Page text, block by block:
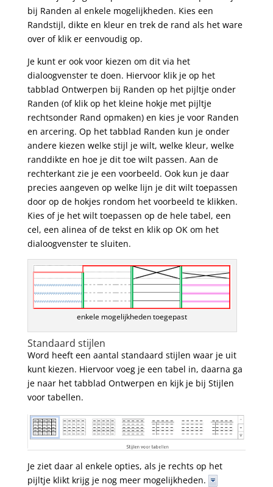
bij Randen al enkele mogelijkheden. Kies een
Randstijl, dikte en kleur en trek de rand als het ware
over of klik er eenvoudig op.
Je kunt er ook voor kiezen om dit via het
dialoogvenster te doen. Hiervoor klik je op het
tabblad Ontwerpen bij Randen op het pijltje onder
Randen (of klik op het kleine hokje met pijltje
rechtsonder Rand opmaken) en kies je voor Randen
en arcering. Op het tabblad Randen kun je onder
andere kiezen welke stijl je wilt, welke kleur, welke
randdikte en hoe je dit toe wilt passen. Aan de
rechterkant zie je een voorbeeld. Ook kun je daar
precies aangeven op welke lijn je dit wilt toepassen
door op de hokjes rondom het voorbeeld te klikken.
Kies of je het wilt toepassen op de hele tabel, een
cel, een alinea of de tekst en klik op OK om het
dialoogvenster te sluiten.
enkele mogelijkheden toegepast
Standaard stijlen
Word heeft een aantal standaard stijlen waar je uit
kunt kiezen. Hiervoor voeg je een tabel in, daarna ga
je naar het tabblad Ontwerpen en kijk je bij Stijlen
voor tabellen.
Je ziet daar al enkele opties, als je rechts op het
pijltje klikt krijg je nog meer mogelijkheden.